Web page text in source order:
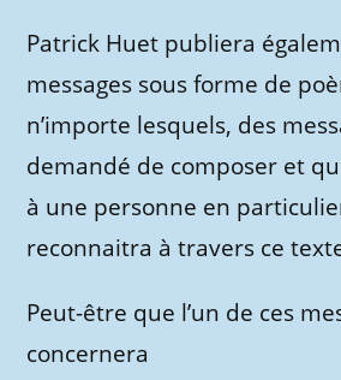
Patrick Huet publiera
messages sous forme de
n’importe lesquels, des
demandé de composer et
à une personne en
reconnaitra à travers ce
Peut-être que l’un de ces
concernera